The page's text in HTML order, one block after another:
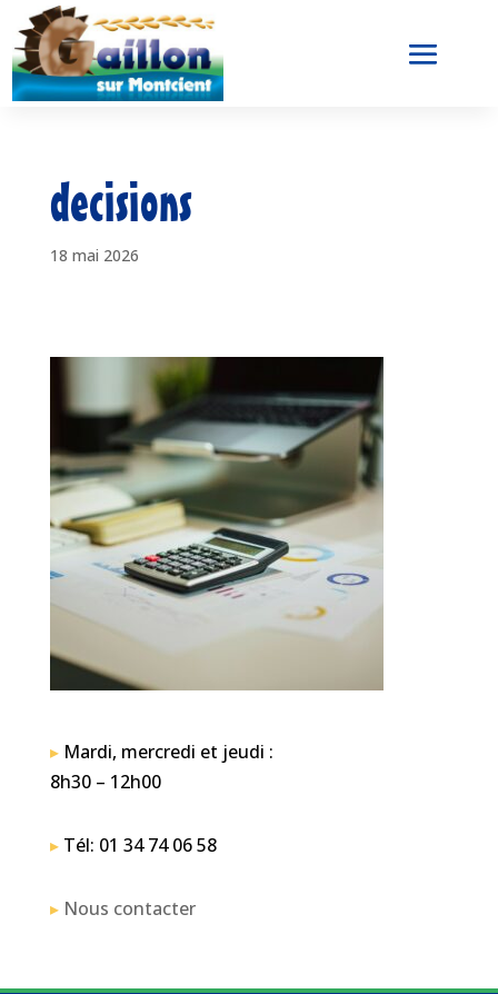
decisions
18 mai 2026
▸Mardi, mercredi et jeudi :
8h30 – 12h00
▸Tél: 01 34 74 06 58
▸ Nous contacter